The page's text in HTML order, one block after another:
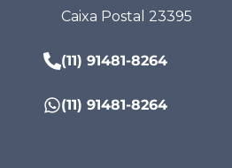
Caixa Postal 23395
(11) 91481-8264
(11) 91481-8264